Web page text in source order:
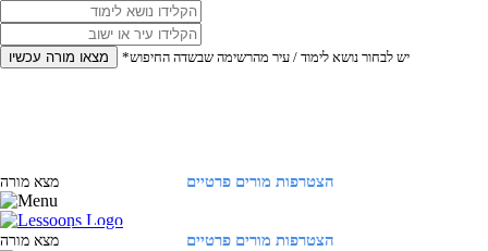
מצאו מורה עכשיו *יש לבחור נושא לימוד / עיר מהרשימה שבשדה החיפוש
הצטרפות מורים פרטיים מצא מורה
הצטרפות מורים פרטיים מצא מורה